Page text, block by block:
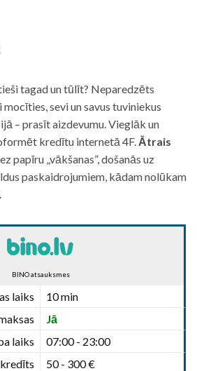
tagad un tūlīt? Neparedzēts
sevi un savus tuviniekus
– prasīt aizdevumu. Vieglāk un
kredītu internetā 4F. Ātrais
papīru „vākšanas”, došanās uz
paskaidrojumiem, kādam nolūkam
BINO atsauksmes
laiks
10 min
Jā
laiks
07:00 - 23:00
50 - 300 €